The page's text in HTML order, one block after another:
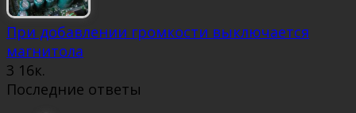
При добавлении громкости выключается
магнитола
3 16к.
Последние ответы